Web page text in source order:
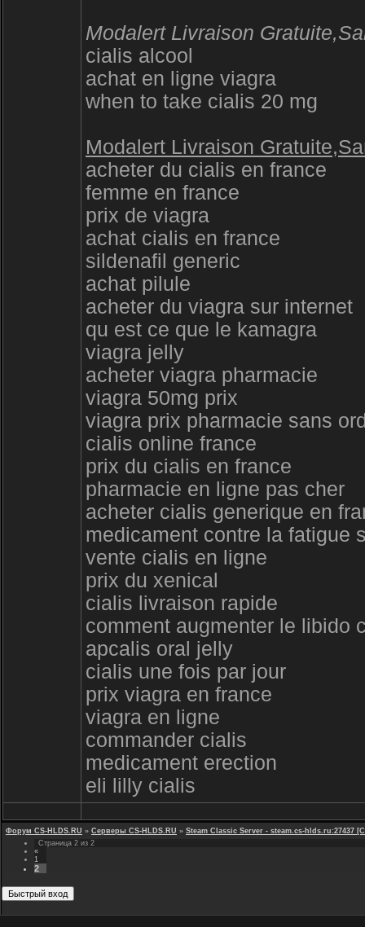
Modalert Livraison
cialis alcool
achat en ligne viagra
when to take cialis 20 mg
Modalert Livraison
acheter du cialis en france
femme en france
prix de viagra
achat cialis en france
sildenafil generic
achat pilule
acheter du viagra sur internet
qu est ce que le kamagra
viagra jelly
acheter viagra pharmacie
viagra 50mg prix
viagra prix pharmacie sans
cialis online france
prix du cialis en france
pharmacie en ligne pas cher
acheter cialis generique en
medicament contre la fatigue
vente cialis en ligne
prix du xenical
cialis livraison rapide
comment augmenter le libido
apcalis oral jelly
cialis une fois par jour
prix viagra en france
viagra en ligne
commander cialis
medicament erection
eli lilly cialis
Форум CS-HLDS.RU » Серверы CS-HLDS.RU » Steam Classic Server - steam.cs-hlds.ru:27437
Страница 2 из 2
«
1
2